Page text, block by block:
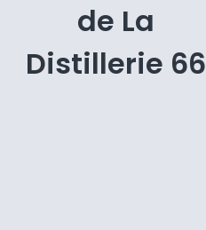
de La
Distillerie 66